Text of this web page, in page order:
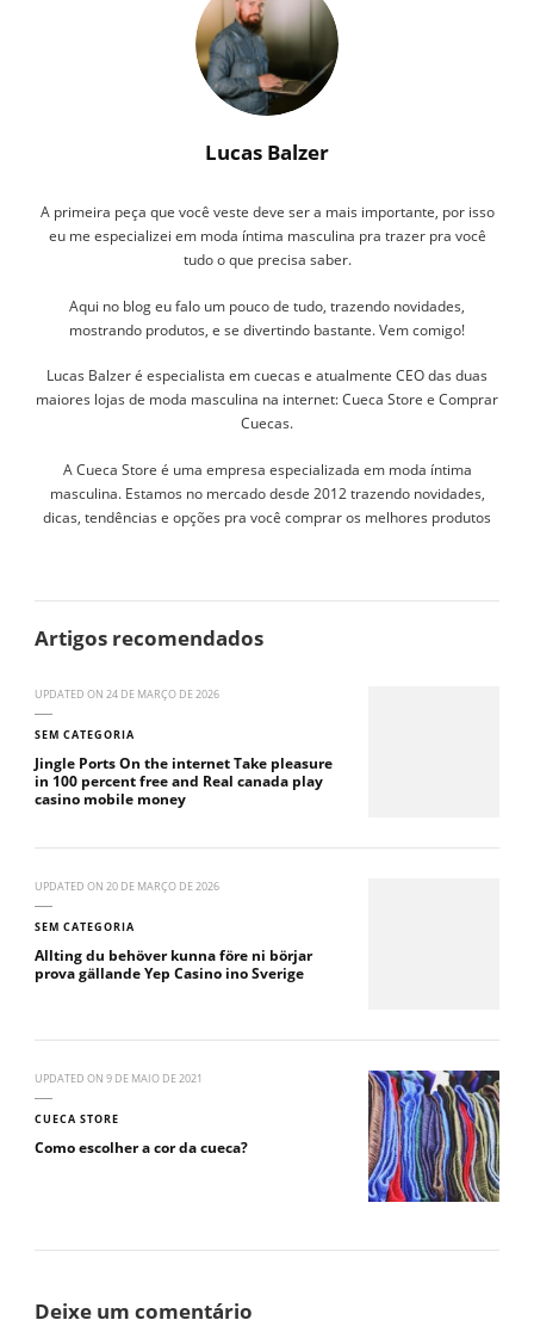
Lucas Balzer
A primeira peça que você veste deve ser a mais importante, por isso
eu me especializei em moda íntima masculina pra trazer pra você
tudo o que precisa saber.
Aqui no blog eu falo um pouco de tudo, trazendo novidades,
mostrando produtos, e se divertindo bastante. Vem comigo!
Lucas Balzer é especialista em cuecas e atualmente CEO das duas
maiores lojas de moda masculina na internet: Cueca Store e Comprar
Cuecas.
A Cueca Store é uma empresa especializada em moda íntima
masculina. Estamos no mercado desde 2012 trazendo novidades,
dicas, tendências e opções pra você comprar os melhores produtos
Artigos recomendados
UPDATED ON 24 DE MARÇO DE 2026
SEM CATEGORIA
Jingle Ports On the internet Take pleasure
in 100 percent free and Real canada play
casino mobile money
UPDATED ON 20 DE MARÇO DE 2026
SEM CATEGORIA
Allting du behöver kunna före ni börjar
prova gällande Yep Casino ino Sverige
UPDATED ON 9 DE MAIO DE 2021
CUECA STORE
Como escolher a cor da cueca?
Deixe um comentário